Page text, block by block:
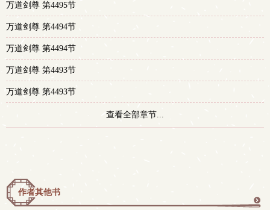
万道剑尊 第4495节
万道剑尊 第4494节
万道剑尊 第4494节
万道剑尊 第4493节
万道剑尊 第4493节
查看全部章节...
作者其他书